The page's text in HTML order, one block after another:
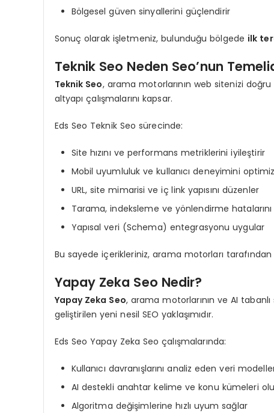
Bölgesel güven sinyallerini güçlendirir
Sonuç olarak işletmeniz, bulunduğu bölgede ilk
Teknik Seo Neden Seo’nun
Teknik Seo, arama motorlarının web sitenizi
altyapı çalışmalarını kapsar.
Eds Seo Teknik Seo sürecinde:
Site hızını ve performans metriklerini iyileştirir
Mobil uyumluluk ve kullanıcı deneyimini
URL, site mimarisi ve iç link yapısını düzenler
Tarama, indeksleme ve yönlendirme
Yapısal veri (Schema) entegrasyonu uygular
Bu sayede içerikleriniz, arama motorları tarafından
Yapay Zeka Seo Nedir?
Yapay Zeka Seo, arama motorlarının ve AI
geliştirilen yeni nesil SEO yaklaşımıdır.
Eds Seo Yapay Zeka Seo çalışmalarında:
Kullanıcı davranışlarını analiz eden veri
AI destekli anahtar kelime ve konu kümeleri
Algoritma değişimlerine hızlı uyum sağlar